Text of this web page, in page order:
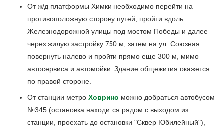
От ж/д платформы Химки необходимо перейти на
противоположную сторону путей, пройти вдоль
Железнодорожной улицы под мостом Победы и далее
через жилую застройку 750 м, затем на ул. Союзная
повернуть налево и пройти прямо еще 300 м, мимо
автосервиса и автомойки. Здание общежития окажется
по правой стороне.
От станции метро Ховрино можно добраться автобусом
№345 (остановка находится рядом с выходом из
станции, проехать до остановки "Сквер Юбилейный"),